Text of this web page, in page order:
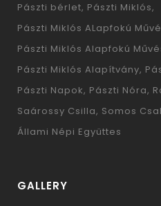
Pászti bérlet Pászti Miklós
Pászti Miklós ALapfokú
Pászti Miklós Alapfokú
Pászti Miklós Alapítvány
Pászti Napok Pászti Nóra
Saárossy Csilla Somos
Állami Népi Együttes
GALLERY